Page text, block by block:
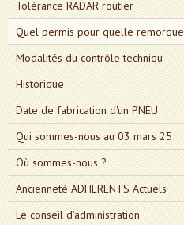
Tolérance RADAR routier
Quel permis pour quelle remorque
Modalités du contrôle techniqu
Historique
Date de fabrication d'un PNEU
Qui sommes-nous au 03 mars 25
Où sommes-nous ?
Ancienneté ADHERENTS Actuels
Le conseil d'administration